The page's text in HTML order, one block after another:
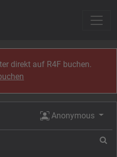
direkt auf R4F buchen.
Anonymous